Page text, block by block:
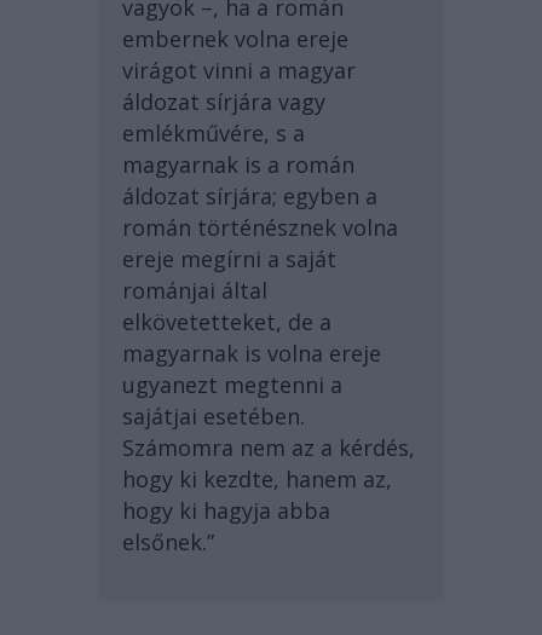
vagyok –, ha a román
embernek volna ereje
virágot vinni a magyar
áldozat sírjára vagy
emlékművére, s a
magyarnak is a román
áldozat sírjára; egyben a
román történésznek volna
ereje megírni a saját
románjai által
elkövetetteket, de a
magyarnak is volna ereje
ugyanezt megtenni a
sajátjai esetében.
Számomra nem az a kérdés,
hogy ki kezdte, hanem az,
hogy ki hagyja abba
elsőnek.”